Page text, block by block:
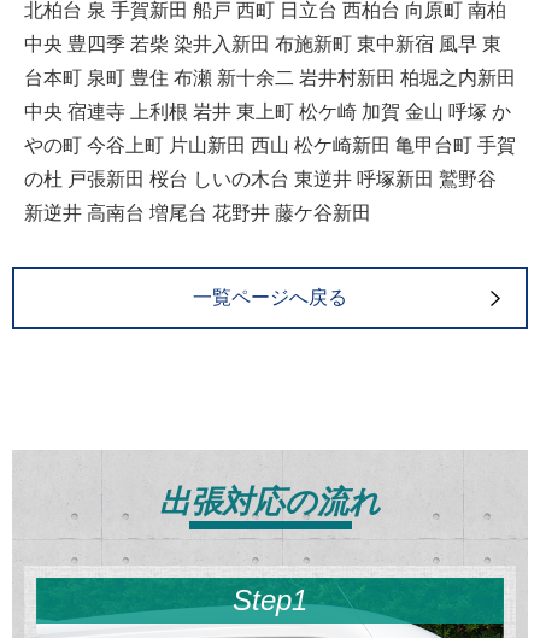
北柏台 泉 手賀新田 船戸 西町 日立台 西柏台 向原町 南柏
中央 豊四季 若柴 染井入新田 布施新町 東中新宿 風早 東
台本町 泉町 豊住 布瀬 新十余二 岩井村新田 柏堀之内新田
中央 宿連寺 上利根 岩井 東上町 松ケ崎 加賀 金山 呼塚 か
やの町 今谷上町 片山新田 西山 松ケ崎新田 亀甲台町 手賀
の杜 戸張新田 桜台 しいの木台 東逆井 呼塚新田 鷲野谷
新逆井 高南台 増尾台 花野井 藤ケ谷新田
一覧ページへ戻る
出張対応の流れ
Step1